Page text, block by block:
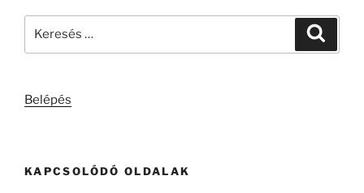
Belépés
KAPCSOLÓDÓ OLDALAK